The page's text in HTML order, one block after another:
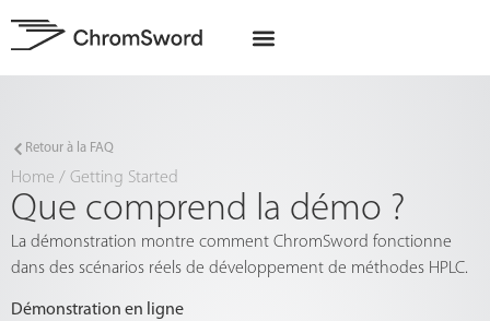
Retour à la FAQ
Home / Getting Started
Que comprend la démo ?
La démonstration montre comment ChromSword fonctionne
dans des scénarios réels de développement de méthodes HPLC.
Démonstration en ligne